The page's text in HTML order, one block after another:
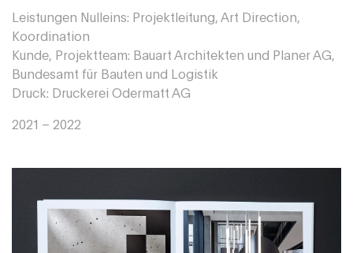
Leistungen Nulleins: Projektleitung, Art Direction,
Koordination
Kunde, Projektteam: Bauart Architekten und Planer AG,
Bundesamt für Bauten und Logistik
Druck: Druckerei Odermatt AG
2021 – 2022